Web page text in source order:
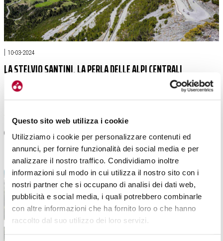
Questo sito web utilizza i cookie
Utilizziamo i cookie per personalizzare contenuti ed
analizzare il nostro traffico. Condividiamo inoltre
informazioni sul modo in cui utilizza il nostro sito con i
nostri partner che si occupano di analisi dei dati web,
pubblicità e social media, i quali potrebbero combinarle
con altre informazioni che ha fornito loro o che hanno
raccolto dal suo utilizzo dei loro servizi.
Selezione
del
consenso
Necessari
| 10-03-2024
LA STELVIO SANTINI, LA PERLA DELLE ALPI CENTRALI
Iniziamo una panoramica delle prove più entusiasmanti dislocate lungo l’arco
#STELVIO